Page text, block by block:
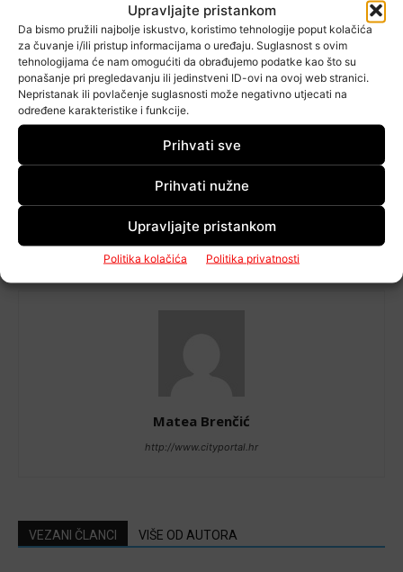
Upravljajte pristankom
Da bismo pružili najbolje iskustvo, koristimo tehnologije poput kolačića
za čuvanje i/ili pristup informacijama o uređaju. Suglasnost s ovim
tehnologijama će nam omogućiti da obrađujemo podatke kao što su
ponašanje pri pregledavanju ili jedinstveni ID-ovi na ovoj web stranici.
Nepristanak ili povlačenje suglasnosti može negativno utjecati na
određene karakteristike i funkcije.
Prihvati sve
Prihvati nužne
Upravljajte pristankom
Politika kolačića Politika privatnosti
Proglašena elementarna
nepogoda za područje Općine
Lekenik
“Pričaj mi” – novi singl grupe
Matea Brenčić
http://www.cityportal.hr
VEZANI ČLANCI VIŠE OD AUTORA